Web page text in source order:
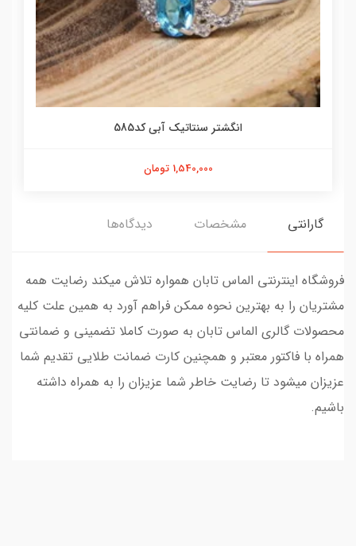
انگشتر سنتاتیک آبی کد585
1,540,000 تومان
گارانتی مشخصات دیدگاه‌ها
فروشگاه اینترنتی الماس تابان همواره تلاش میکند رضایت همه
مشتریان را به بهترین نحوه ممکن فراهم آورد به همین علت کلیه
محصولات گالری الماس تابان به صورت کاملا تضمینی و ضمانتی
همراه با فاکتور معتبر و همچنین کارت ضمانت طلایی تقدیم شما
عزیزان میشود تا رضایت خاطر شما عزیزان را به همراه داشته
باشیم.